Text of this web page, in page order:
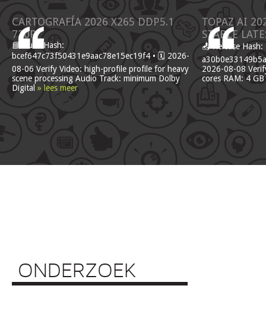
CARTOGRAFÍA 2026 X265 DDP5.1
720P
📘 Build Hash:
bcef647c73f50431e9aac78e15ec19f4 • 🗓 2026-
08-06 Verify Video: high-profile profile for heavy
scene processing Audio Track: minimum Dolby
Digital » lees meer
TOPAZ AI
STABLE
📤 Release Hash:
2026-08-08
cores RAM: 4
ONDERZOEK